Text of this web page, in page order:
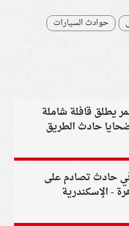
حوادث السيارات
يطلق قافلة شاملة
حادث الطريق
في حادث تصادم على
- الإسكندرية